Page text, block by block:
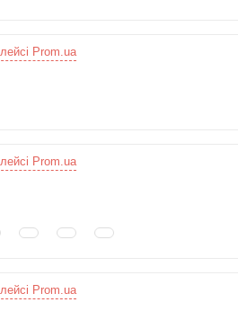
Prom.ua
Prom.ua
Prom.ua